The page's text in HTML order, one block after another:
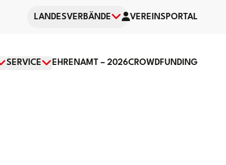
LANDESVERBÄNDE VEREINSPORTAL
SERVICE EHRENAMT – 2026CROWDFUNDING